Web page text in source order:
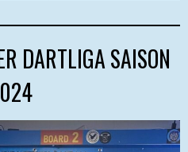
DARTLIGA SAISON